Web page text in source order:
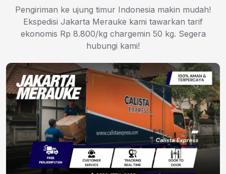
Pengiriman ke ujung timur Indonesia makin mudah!
Ekspedisi Jakarta Merauke kami tawarkan tarif
ekonomis Rp 8.800/kg chargemin 50 kg. Segera
hubungi kami!